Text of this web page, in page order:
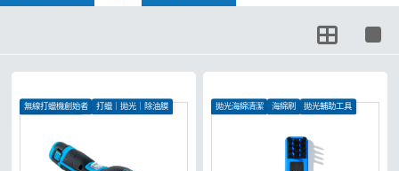
無線打蠟機創始者
打蠟｜拋光｜除油膜
拋光海綿清潔 海綿刷 拋光輔助工具